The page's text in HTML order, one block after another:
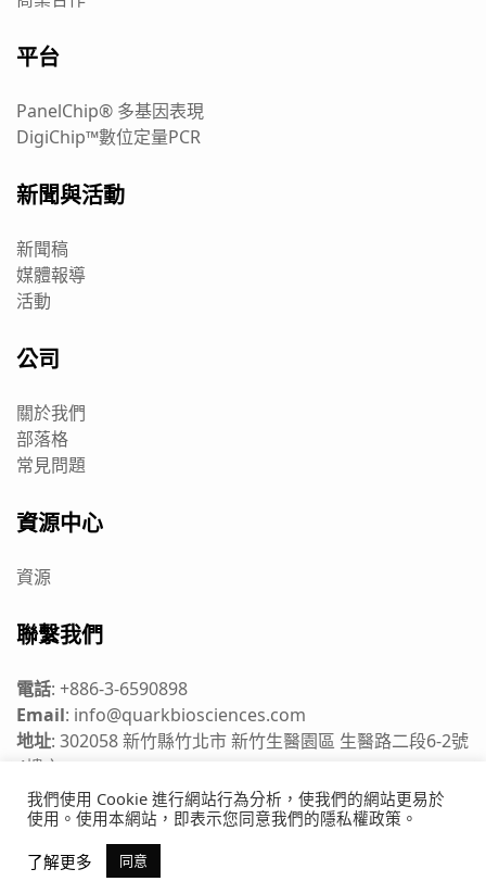
平台
PanelChip® 多基因表現
DigiChip™數位定量PCR
新聞與活動
新聞稿
媒體報導
活動
公司
關於我們
部落格
常見問題
資源中心
資源
聯繫我們
電話: +886-3-6590898
Email: info@quarkbiosciences.com
地址: 302058 新竹縣竹北市 新竹生醫園區 生醫路二段6-2號
4樓之一
版權所有 © 2022 奎克生技
隱私權政策
我們使用 Cookie 進行網站行為分析，使我們的網站更易於
使用。使用本網站，即表示您同意我們的隱私權政策。
了解更多
同意